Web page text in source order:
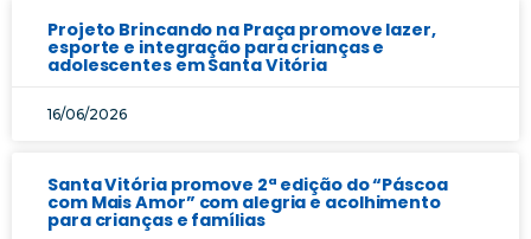
Projeto Brincando na Praça promove lazer,
esporte e integração para crianças e
adolescentes em Santa Vitória
16/06/2026
Santa Vitória promove 2ª edição do “Páscoa
com Mais Amor” com alegria e acolhimento
para crianças e famílias